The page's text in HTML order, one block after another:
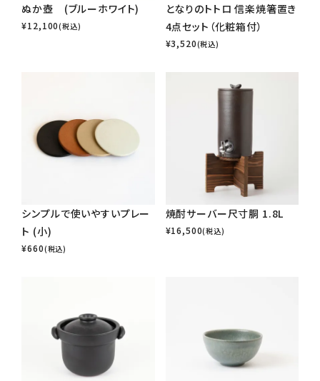
ぬか壺 (ブルーホワイト)
¥12,100(税込)
となりのトトロ 信楽焼箸置き
4点セット（化粧箱付）
¥3,520(税込)
シンプルで使いやすいプレー
ト (小)
¥660(税込)
焼酎サーバー尺寸胴 1.8L
¥16,500(税込)